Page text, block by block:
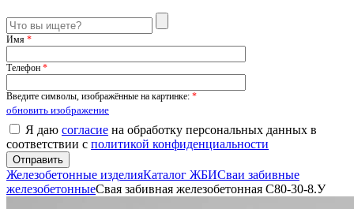
Имя *
Телефон *
Введите символы, изображённые на картинке: *
обновить изображение
Я даю согласие на обработку персональных данных в
соответствии с политикой конфиденциальности
Железобетонные изделияКаталог ЖБИСваи забивные
железобетонныеСвая забивная железобетонная С80-30-8.У